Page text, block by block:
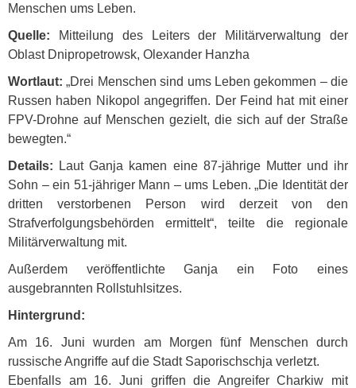
Menschen ums Leben.
Quelle: Mitteilung des Leiters der Militärverwaltung der
Oblast Dnipropetrowsk, Olexander Hanzha
Wortlaut: „Drei Menschen sind ums Leben gekommen – die
Russen haben Nikopol angegriffen. Der Feind hat mit einer
FPV-Drohne auf Menschen gezielt, die sich auf der Straße
bewegten.“
Details: Laut Ganja kamen eine 87-jährige Mutter und ihr
Sohn – ein 51-jähriger Mann – ums Leben. „Die Identität der
dritten verstorbenen Person wird derzeit von den
Strafverfolgungsbehörden ermittelt“, teilte die regionale
Militärverwaltung mit.
Außerdem veröffentlichte Ganja ein Foto eines
ausgebrannten Rollstuhlsitzes.
Hintergrund:
Am 16. Juni wurden am Morgen fünf Menschen durch
russische Angriffe auf die Stadt Saporischschja verletzt.
Ebenfalls am 16. Juni griffen die Angreifer Charkiw mit